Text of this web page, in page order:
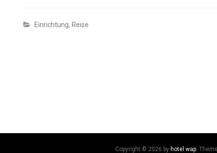
Einrichtung, Reise
Copyright © 2026 by hotel wap.